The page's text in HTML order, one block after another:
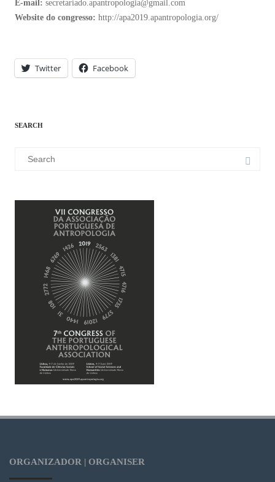
E-mail: secretariado.apantropologia@gmail.com
Website do congresso: http://apa2019.apantropologia.org/
Twitter Facebook
SEARCH
ORGANIZADOR | ORGANISER